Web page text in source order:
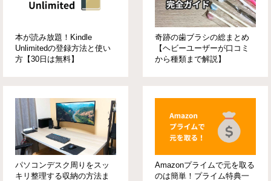
本が読み放題！Kindle
Unlimitedの登録方法と使い
方【30日は無料】
奇跡の歯ブラシの総まとめ
【ヘビーユーザーが口コミ
から種類まで解説】
パソコンデスク周りをスッ
キリ整理する収納の方法ま
Amazonプライムで元を取る
のは簡単！プライム特典一